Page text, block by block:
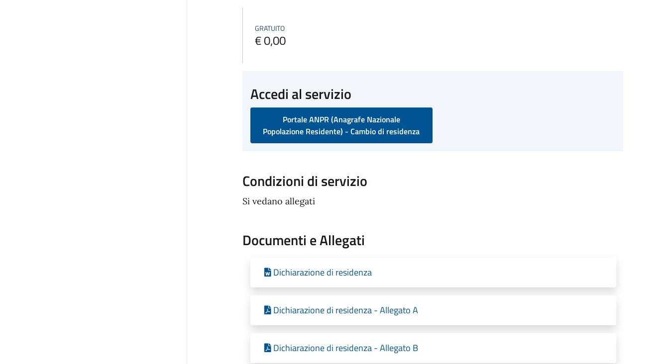
GRATUITO
€ 0,00
Accedi al servizio
Portale ANPR (Anagrafe Nazionale
Popolazione Residente) - Cambio di residenza
Condizioni di servizio
Si vedano allegati
Documenti e Allegati
Dichiarazione di residenza
Dichiarazione di residenza - Allegato A
Dichiarazione di residenza - Allegato B